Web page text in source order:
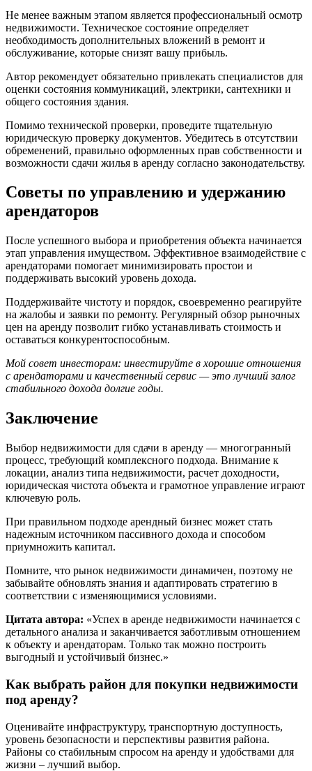
Не менее важным этапом является профессиональный осмотр
недвижимости. Техническое состояние определяет
необходимость дополнительных вложений в ремонт и
обслуживание, которые снизят вашу прибыль.
Автор рекомендует обязательно привлекать специалистов для
оценки состояния коммуникаций, электрики, сантехники и
общего состояния здания.
Помимо технической проверки, проведите тщательную
юридическую проверку документов. Убедитесь в отсутствии
обременений, правильно оформленных прав собственности и
возможности сдачи жилья в аренду согласно законодательству.
Советы по управлению и удержанию
арендаторов
После успешного выбора и приобретения объекта начинается
этап управления имуществом. Эффективное взаимодействие с
арендаторами помогает минимизировать простои и
поддерживать высокий уровень дохода.
Поддерживайте чистоту и порядок, своевременно реагируйте
на жалобы и заявки по ремонту. Регулярный обзор рыночных
цен на аренду позволит гибко устанавливать стоимость и
оставаться конкурентоспособным.
Мой совет инвесторам: инвестируйте в хорошие отношения
с арендаторами и качественный сервис — это лучший залог
стабильного дохода долгие годы.
Заключение
Выбор недвижимости для сдачи в аренду — многогранный
процесс, требующий комплексного подхода. Внимание к
локации, анализ типа недвижимости, расчет доходности,
юридическая чистота объекта и грамотное управление играют
ключевую роль.
При правильном подходе арендный бизнес может стать
надежным источником пассивного дохода и способом
приумножить капитал.
Помните, что рынок недвижимости динамичен, поэтому не
забывайте обновлять знания и адаптировать стратегию в
соответствии с изменяющимися условиями.
Цитата автора: «Успех в аренде недвижимости начинается с
детального анализа и заканчивается заботливым отношением
к объекту и арендаторам. Только так можно построить
выгодный и устойчивый бизнес.»
Как выбрать район для покупки недвижимости
под аренду?
Оценивайте инфраструктуру, транспортную доступность,
уровень безопасности и перспективы развития района.
Районы со стабильным спросом на аренду и удобствами для
жизни – лучший выбор.